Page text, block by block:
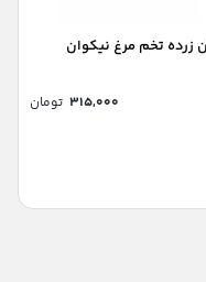
زرده تخم مرغ نیکوان
۳۱۵,۰۰۰ تومان